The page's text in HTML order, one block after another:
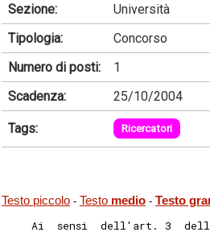
Sezione:
Università
Tipologia:
Concorso
Numero di posti:
1
Scadenza:
25/10/2004
Tags: Ricercatori
Testo piccolo - Testo medio - Testo
Ai  sensi  dell'art. 3